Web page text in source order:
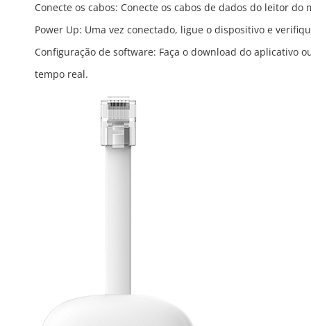
Conecte os cabos: Conecte os cabos de dados do leitor
Power Up: Uma vez conectado, ligue o dispositivo e
Configuração de software: Faça o download do aplicativo
tempo real.